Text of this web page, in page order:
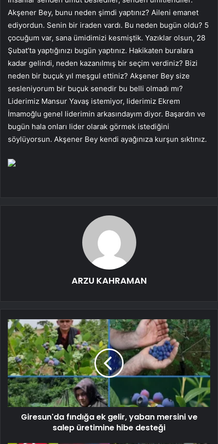
Akşener Bey, bunu neden şimdi yaptınız? Aileni emanet
ediyordun. Senin bir iraden vardı. Bu neden bugün oldu? 5
çocuğum var, sana ümidimizi kesmiştik. Yazıklar olsun, 28
Şubat’ta yaptığınızı bugün yaptınız. Hakikaten buralara
kadar gelindi, neden kazanılmış bir seçim verdiniz? Bizi
neden bir buçuk yıl meşgul ettiniz? Akşener Bey size
sesleniyorum bir buçuk senedir bu belli olmadı mı?
Liderimiz Mansur Yavaş istemiyor, liderimiz Ekrem
İmamoğlu genel liderimin arkasındayım diyor. Başardın ve
bugün hala onları lider olarak görmek istediğini
söylüyorsun. Akşener Bey kendi ayağınıza kurşun sıktınız.
ARZU KAHRAMAN
Giresun'da fındığa ek gelir, yaban mersini ve
salep üretimine hibe desteği